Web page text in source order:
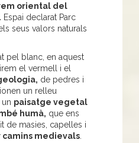
oriental del
Espai declarat Parc
seus valors naturals
pel blanc, en aquest
el vermell i el
de pedres i
un relleu
paisatge vegetal
humà, que ens
de masies, capelles i
camins medievals